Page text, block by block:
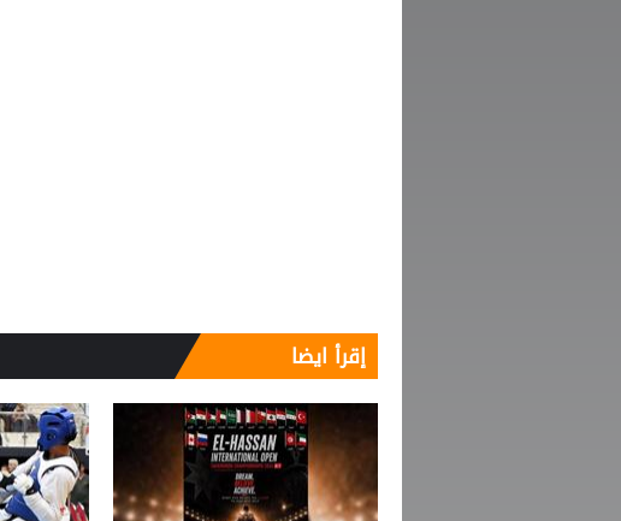
إقرأ ايضا